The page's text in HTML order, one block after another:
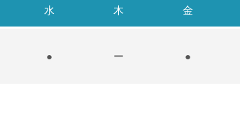
水 木 金
● ー ●